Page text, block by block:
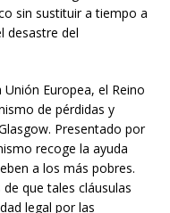
sin sustituir a tiempo a
desastre del
Europea, el Reino
de pérdidas y
Presentado por
recoge la ayuda
a los más pobres.
que tales cláusulas
legal por las